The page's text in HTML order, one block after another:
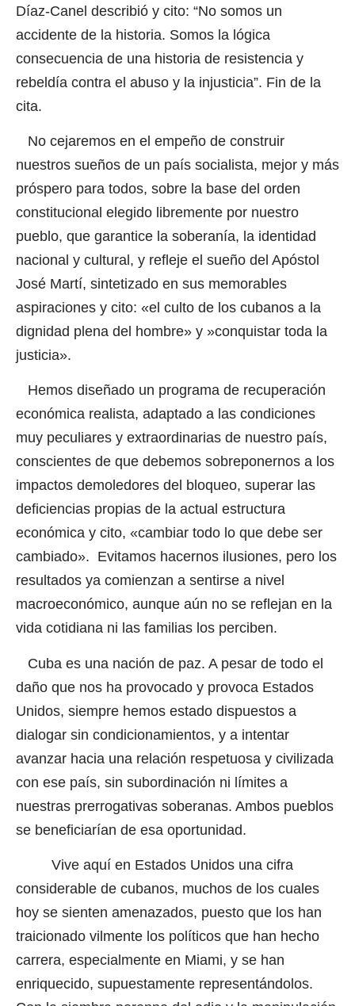
Díaz-Canel describió y cito: “No somos un
accidente de la historia. Somos la lógica
consecuencia de una historia de resistencia y
rebeldía contra el abuso y la injusticia”. Fin de la
cita.
No cejaremos en el empeño de construir
nuestros sueños de un país socialista, mejor y más
próspero para todos, sobre la base del orden
constitucional elegido libremente por nuestro
pueblo, que garantice la soberanía, la identidad
nacional y cultural, y refleje el sueño del Apóstol
José Martí, sintetizado en sus memorables
aspiraciones y cito: «el culto de los cubanos a la
dignidad plena del hombre» y »conquistar toda la
justicia».
Hemos diseñado un programa de recuperación
económica realista, adaptado a las condiciones
muy peculiares y extraordinarias de nuestro país,
conscientes de que debemos sobreponernos a los
impactos demoledores del bloqueo, superar las
deficiencias propias de la actual estructura
económica y cito, «cambiar todo lo que debe ser
cambiado». Evitamos hacernos ilusiones, pero los
resultados ya comienzan a sentirse a nivel
macroeconómico, aunque aún no se reflejan en la
vida cotidiana ni las familias los perciben.
Cuba es una nación de paz. A pesar de todo el
daño que nos ha provocado y provoca Estados
Unidos, siempre hemos estado dispuestos a
dialogar sin condicionamientos, y a intentar
avanzar hacia una relación respetuosa y civilizada
con ese país, sin subordinación ni límites a
nuestras prerrogativas soberanas. Ambos pueblos
se beneficiarían de esa oportunidad.
Vive aquí en Estados Unidos una cifra
considerable de cubanos, muchos de los cuales
hoy se sienten amenazados, puesto que los han
traicionado vilmente los políticos que han hecho
carrera, especialmente en Miami, y se han
enriquecido, supuestamente representándolos.